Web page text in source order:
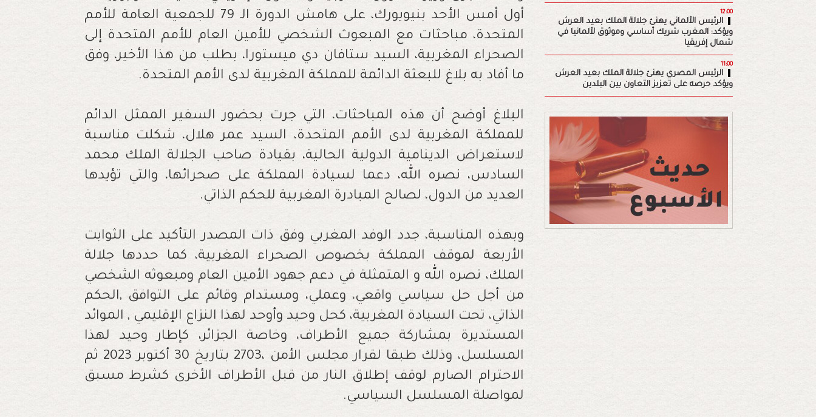
‬ما‭ ‬أفاد‭ ‬به‭ ‬بلاغ‭ ‬للبعثة‭ ‬الدائمة‭ ‬للمملكة‭ ‬المغربية‭ ‬لدى‭ ‬الأمم‭ ‬المتحدة‭.‬
‬العديد‭ ‬من‭ ‬الدول،‭ ‬لصالح‭ ‬المبادرة‭ ‬المغربية‭ ‬للحكم‭ ‬الذاتي‭.‬
‬لمواصلة‭ ‬المسلسل‭ ‬السياسي‭.‬
12:00
الرئيس الألماني يهنئ جلالة الملك بعيد العرش
ويؤكد: المغرب شريك أساسي وموثوق لألمانيا في
شمال إفريقيا
11:00
الرئيس المصري يهنئ جلالة الملك بعيد العرش
ويؤكد حرصه على تعزيز التعاون بين البلدين